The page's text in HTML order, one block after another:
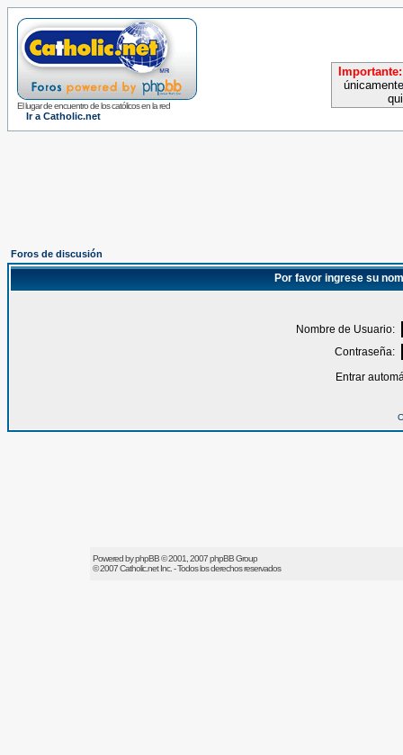
El lugar de encuentro de los católicos en la red
Ir a Catholic.net
Importante:
Foros de discusión
Por favor ingrese su
Nombre de Usuario:
Contraseña:
Entrar
Powered byphpBB© 2001, 2007 phpBB Group
© 2007Catholic.netInc. - Todos los derechos reservados